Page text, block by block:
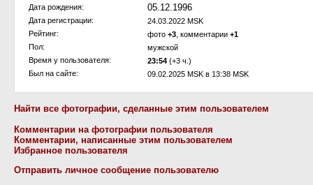
Дата рождения: 05.12.1996
Дата регистрации:
24.03.2022 MSK
Рейтинг:
фото +3 , комментарии +1
Пол:
мужской
Время у пользователя:
23:54 (+3 ч.)
Был на сайте:
09.02.2025 MSK в 13:38 MSK
Найти все фотографии, сделанные этим пользователем
Комментарии на фотографии пользователя
Комментарии, написанные этим пользователем
Избранное пользователя
Отправить личное сообщение пользователю